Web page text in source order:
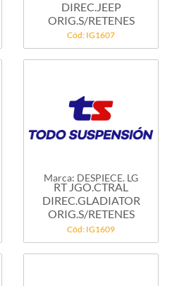
DIREC.JEEP
ORIG.S/RETENES
Cód: IG1607
Marca: DESPIECE. LG
RT JGO.CTRAL
DIREC.GLADIATOR
ORIG.S/RETENES
Cód: IG1609